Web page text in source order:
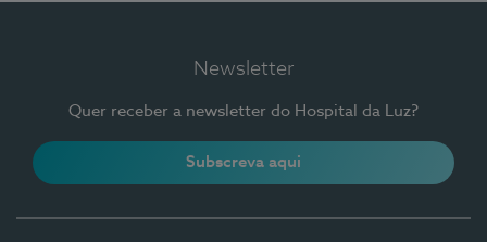
Newsletter
Quer receber a newsletter do Hospital da Luz?
Subscreva aqui